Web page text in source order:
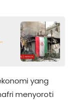
yang
menyoroti